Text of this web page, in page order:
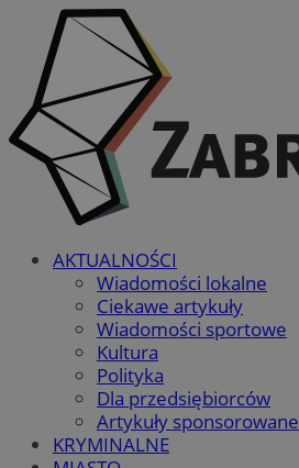
AKTUALNOŚCI
Wiadomości lokalne
Ciekawe artykuły
Wiadomości sportowe
Kultura
Polityka
Dla przedsiębiorców
Artykuły sponsorowane
KRYMINALNE